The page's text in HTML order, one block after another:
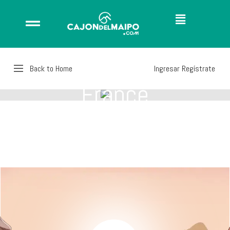
Back to Home Ingresar Regístrate
France